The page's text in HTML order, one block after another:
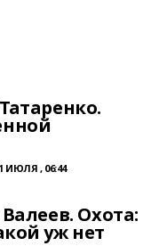
ИЮЛЯ , 06:44
Охота:
уж нет